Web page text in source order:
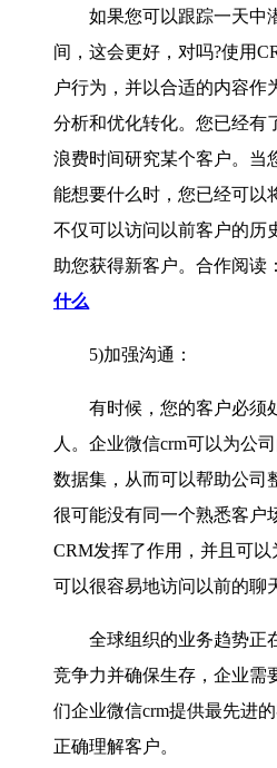
如果您可以跟踪一天中
间，这会更好，对吗?使用
户行为，并以合适的内容作
分析和优化转化。您已经有
浪费时间研究某个客户。当
能想要什么时，您已经可以
不仅可以访问以前客户的历
助您获得新客户。合作阅读：
什么
5)加强沟通：
有时候，您的客户必须
人。企业微信crm可以为公
数据集，从而可以帮助公司
很可能没有同一个熟悉客户
CRM发挥了作用，并且可
可以很容易地访问以前的聊
全球组织的业务趋势正
竞争力并确保生存，企业需
们企业微信crm提供最先进
正确理解客户。